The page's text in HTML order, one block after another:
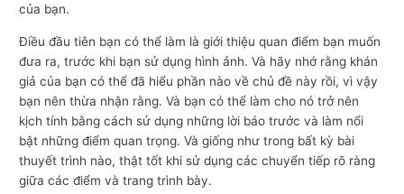
của bạn.
Điều đầu tiên bạn có thể làm là giới thiệu quan điểm bạn muốn
đưa ra, trước khi bạn sử dụng hình ảnh. Và hãy nhớ rằng khán
giả của bạn có thể đã hiểu phần nào về chủ đề này rồi, vì vậy
bạn nên thừa nhận rằng. Và bạn có thể làm cho nó trở nên
kịch tính bằng cách sử dụng những lời báo trước và làm nổi
bật những điểm quan trọng. Và giống như trong bất kỳ bài
thuyết trình nào, thật tốt khi sử dụng các chuyển tiếp rõ ràng
giữa các điểm và trang trình bày.